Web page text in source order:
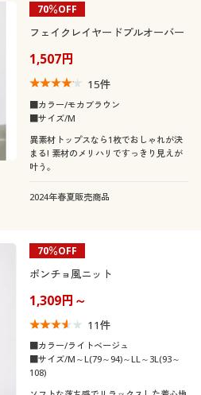
70％OFF
フェイクレイヤードプルオーバー
1,507円
15件
■カラー/モカブラウン
■サイズ/M
異素材トップスなら1枚でおしゃれが決
まる! 素材のメリハリですっきり見えが
叶う。
2024年春夏販売商品
70％OFF
ポンチョ風ニット
1,309円～
11件
■カラー/ライトベージュ
■サイズ/M～L(79～94)～LL～3L(93～
108)